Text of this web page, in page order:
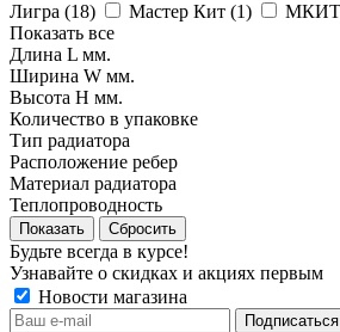
Лигра (18) Мастер Кит (1)
Показать все
Длина L мм.
Ширина W мм.
Высота H мм.
Количество в упаковке
Тип радиатора
Расположение ребер
Материал радиатора
Теплопроводность
Показать Сбросить
Будьте всегда в курсе!
Узнавайте о скидках и акциях первым
Новости магазина